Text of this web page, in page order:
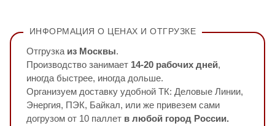
ИНФОРМАЦИЯ О ЦЕНАХ И ОТГРУЗКЕ
Отгрузка из Москвы.
Производство занимает 14-20 рабочих дней,
иногда быстрее, иногда дольше.
Организуем доставку удобной ТК: Деловые Линии,
Энергия, ПЭК, Байкал, или же привезем сами
догрузом от 10 паллет в любой город России.